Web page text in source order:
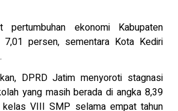
pertumbuhan ekonomi Kabupaten
7,01 persen, sementara Kota Kediri
DPRD Jatim menyoroti stagnasi
yang masih berada di angka 8,39
VIII SMP selama empat tahun